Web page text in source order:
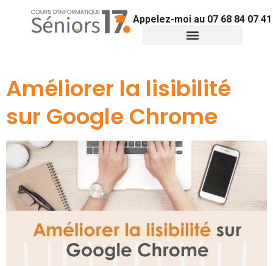
Appelez-moi au 07 68 84 07 41
Améliorer la lisibilité
sur Google Chrome